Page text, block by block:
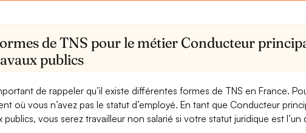
de TNS pour le métier Conducteur
publics
de rappeler qu’il existe différentes formes de TNS en France.
où vous n’avez pas le statut d’employé. En tant que Conducteur
publics, vous serez travailleur non salarié si votre statut juridique est l’un